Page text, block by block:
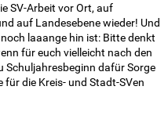
SV-Arbeit vor Ort, auf
auf Landesebene wieder! Und
laaange hin ist: Bitte denkt
für euch vielleicht nach den
Schuljahresbeginn dafür Sorge
für die Kreis- und Stadt-SVen